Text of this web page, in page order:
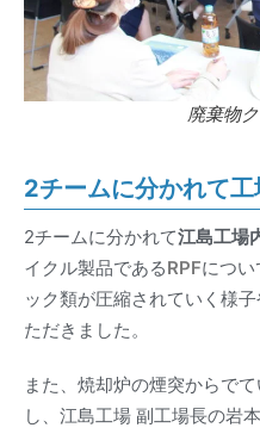
廃棄物
2チームに分かれて
2チームに分かれて江島工場
イクル製品であるRPFにつ
ック類が圧縮されていく様
ただきました。
また、焼却炉の煙突からで
し、江島工場 副工場長の岩